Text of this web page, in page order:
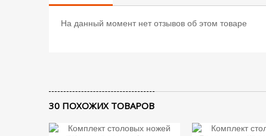
На данный момент нет отзывов об этом товаре
30 ПОХОЖИХ ТОВАРОВ